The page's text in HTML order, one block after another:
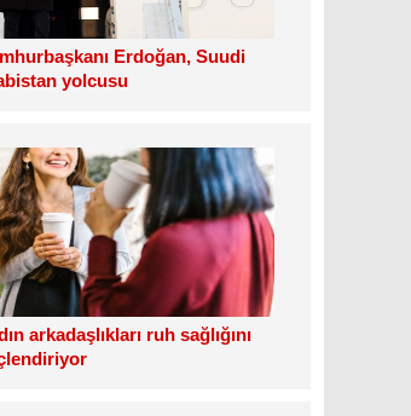
Erdoğan, Suudi
yolcusu
arkadaşlıkları ruh sağlığını